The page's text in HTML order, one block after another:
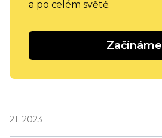
a po celém světě.
Začínáme
21. 2023